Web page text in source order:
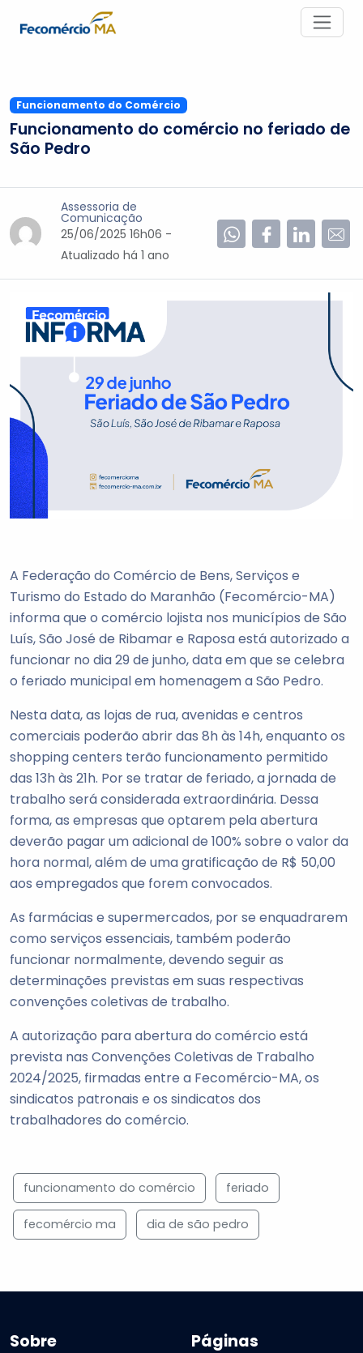
Funcionamento do Comércio
Funcionamento do comércio no feriado de
São Pedro
Assessoria de
Comunicação
25/06/2025 16h06 -
Atualizadohá 1 ano
A Federação do Comércio de Bens, Serviços e
Turismo do Estado do Maranhão (Fecomércio-MA)
informa que o comércio lojista nos municípios de São
Luís, São José de Ribamar e Raposa está autorizado a
funcionar no dia 29 de junho, data em que se celebra
o feriado municipal em homenagem a São Pedro.
Nesta data, as lojas de rua, avenidas e centros
comerciais poderão abrir das 8h às 14h, enquanto os
shopping centers terão funcionamento permitido
das 13h às 21h. Por se tratar de feriado, a jornada de
trabalho será considerada extraordinária. Dessa
forma, as empresas que optarem pela abertura
deverão pagar um adicional de 100% sobre o valor da
hora normal, além de uma gratificação de R$ 50,00
aos empregados que forem convocados.
As farmácias e supermercados, por se enquadrarem
como serviços essenciais, também poderão
funcionar normalmente, devendo seguir as
determinações previstas em suas respectivas
convenções coletivas de trabalho.
A autorização para abertura do comércio está
prevista nas Convenções Coletivas de Trabalho
2024/2025, firmadas entre a Fecomércio-MA, os
sindicatos patronais e os sindicatos dos
trabalhadores do comércio.
funcionamento do comércio feriado
fecomércio ma dia de são pedro
Sobre Páginas